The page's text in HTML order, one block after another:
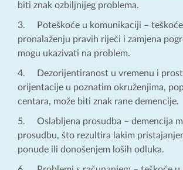
biti znak ozbiljnijeg problema.
3. Poteškoće u komunikaciji –
pronalaženju pravih riječi i zamjena
mogu ukazivati na problem.
4. Dezorijentiranost u vremenu i
orijentacije u poznatim okruženjima,
centara, može biti znak rane demencije.
5. Oslabljena prosudba – demencija
prosudbu, što rezultira lakim
ponude ili donošenjem loših odluka.